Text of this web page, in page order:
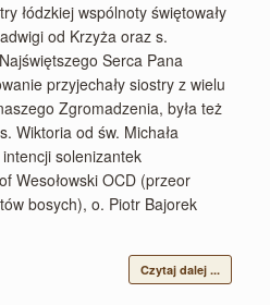
łódzkiej wspólnoty świętowały
od Krzyża oraz s.
Serca Pana
przyjechały siostry z wielu
Zgromadzenia, była też
Wiktoria od św. Michała
solenizantek
Wesołowski OCD (przeor
bosych), o. Piotr Bajorek
Czytaj dalej ...